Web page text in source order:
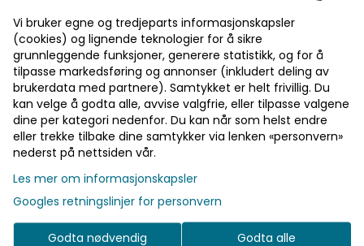
Vi bruker egne og tredjeparts informasjonskapsler
(cookies) og lignende teknologier for å sikre
grunnleggende funksjoner, generere statistikk, og for å
tilpasse markedsføring og annonser (inkludert deling av
brukerdata med partnere). Samtykket er helt frivillig. Du
kan velge å godta alle, avvise valgfrie, eller tilpasse valgene
dine per kategori nedenfor. Du kan når som helst endre
eller trekke tilbake dine samtykker via lenken «personvern»
nederst på nettsiden vår.
Les mer om informasjonskapsler
Googles retningslinjer for personvern
Godta nødvendig Godta alle